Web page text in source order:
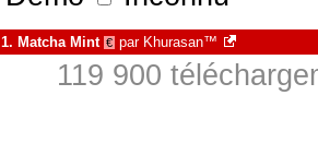
1. Matcha Mint € par Khurasan™
119 900